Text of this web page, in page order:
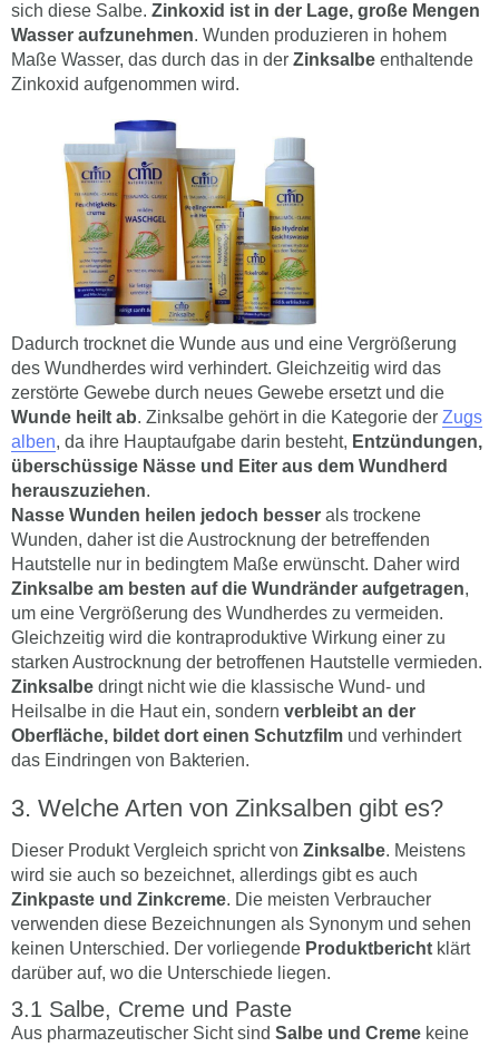
sich diese Salbe. Zinkoxid ist in der Lage, große Mengen
Wasser aufzunehmen. Wunden produzieren in hohem
Maße Wasser, das durch das in der Zinksalbe enthaltende
Zinkoxid aufgenommen wird.
Dadurch trocknet die Wunde aus und eine Vergrößerung
des Wundherdes wird verhindert. Gleichzeitig wird das
zerstörte Gewebe durch neues Gewebe ersetzt und die
Wunde heilt ab. Zinksalbe gehört in die Kategorie der Zugs
alben, da ihre Hauptaufgabe darin besteht, Entzündungen,
überschüssige Nässe und Eiter aus dem Wundherd
herauszuziehen.
Nasse Wunden heilen jedoch besser als trockene
Wunden, daher ist die Austrocknung der betreffenden
Hautstelle nur in bedingtem Maße erwünscht. Daher wird
Zinksalbe am besten auf die Wundränder aufgetragen,
um eine Vergrößerung des Wundherdes zu vermeiden.
Gleichzeitig wird die kontraproduktive Wirkung einer zu
starken Austrocknung der betroffenen Hautstelle vermieden.
Zinksalbe dringt nicht wie die klassische Wund- und
Heilsalbe in die Haut ein, sondern verbleibt an der
Oberfläche, bildet dort einen Schutzfilm und verhindert
das Eindringen von Bakterien.
Welche Arten von Zinksalben gibt es?
Dieser Produkt Vergleich spricht von Zinksalbe. Meistens
wird sie auch so bezeichnet, allerdings gibt es auch
Zinkpaste und Zinkcreme. Die meisten Verbraucher
verwenden diese Bezeichnungen als Synonym und sehen
keinen Unterschied. Der vorliegende Produktbericht klärt
darüber auf, wo die Unterschiede liegen.
Salbe, Creme und Paste
Aus pharmazeutischer Sicht sind Salbe und Creme keine